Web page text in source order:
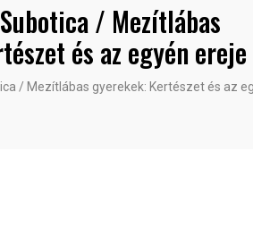
/ Mezítlábas
és az egyén ereje
/ Mezítlábas gyerekek: Kertészet és az